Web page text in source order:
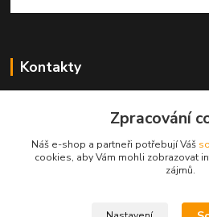
Kontakty
+420 499423560
autosedacky@seznam.cz
Zpracování
Náš e-shop a partneři potřebují Váš
cookies, aby Vám mohli zobrazovat
zájmů.